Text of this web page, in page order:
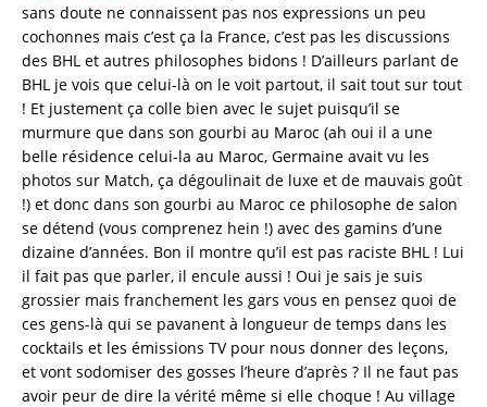
sans doute ne connaissent pas nos expressions un peu
cochonnes mais c’est ça la France, c’est pas les discussions
des BHL et autres philosophes bidons ! D’ailleurs parlant de
BHL je vois que celui-là on le voit partout, il sait tout sur tout
! Et justement ça colle bien avec le sujet puisqu’il se
murmure que dans son gourbi au Maroc (ah oui il a une
belle résidence celui-la au Maroc, Germaine avait vu les
photos sur Match, ça dégoulinait de luxe et de mauvais goût
!) et donc dans son gourbi au Maroc ce philosophe de salon
se détend (vous comprenez hein !) avec des gamins d’une
dizaine d’années. Bon il montre qu’il est pas raciste BHL ! Lui
il fait pas que parler, il encule aussi ! Oui je sais je suis
grossier mais franchement les gars vous en pensez quoi de
ces gens-là qui se pavanent à longueur de temps dans les
cocktails et les émissions TV pour nous donner des leçons,
et vont sodomiser des gosses l’heure d’après ? Il ne faut pas
avoir peur de dire la vérité même si elle choque ! Au village